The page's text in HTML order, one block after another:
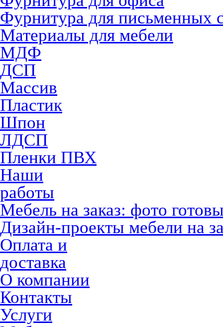
Фурнитура для письменных
Материалы для мебели
МДФ
ДСП
Массив
Пластик
Шпон
ЛДСП
Пленки ПВХ
Наши
работы
Мебель на заказ: фото
Дизайн-проекты мебели на
Оплата и
доставка
О компании
Контакты
Услуги